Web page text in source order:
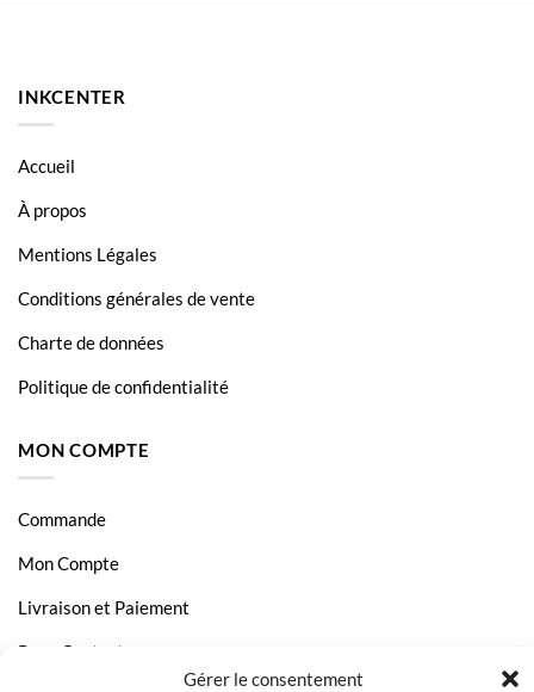
Gérer le consentement
INKCENTER
Accueil
À propos
Mentions Légales
Conditions générales de vente
Charte de données
Politique de confidentialité
MON COMPTE
Commande
Mon Compte
Livraison et Paiement
Page Contact